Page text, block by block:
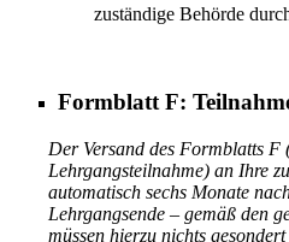
zuständige Behörde
Formblatt F:
Der Versand des Formblatts F
Lehrgangsteilnahme) an Ihre
automatisch sechs Monate
Lehrgangsende – gemäß den
müssen hierzu nichts